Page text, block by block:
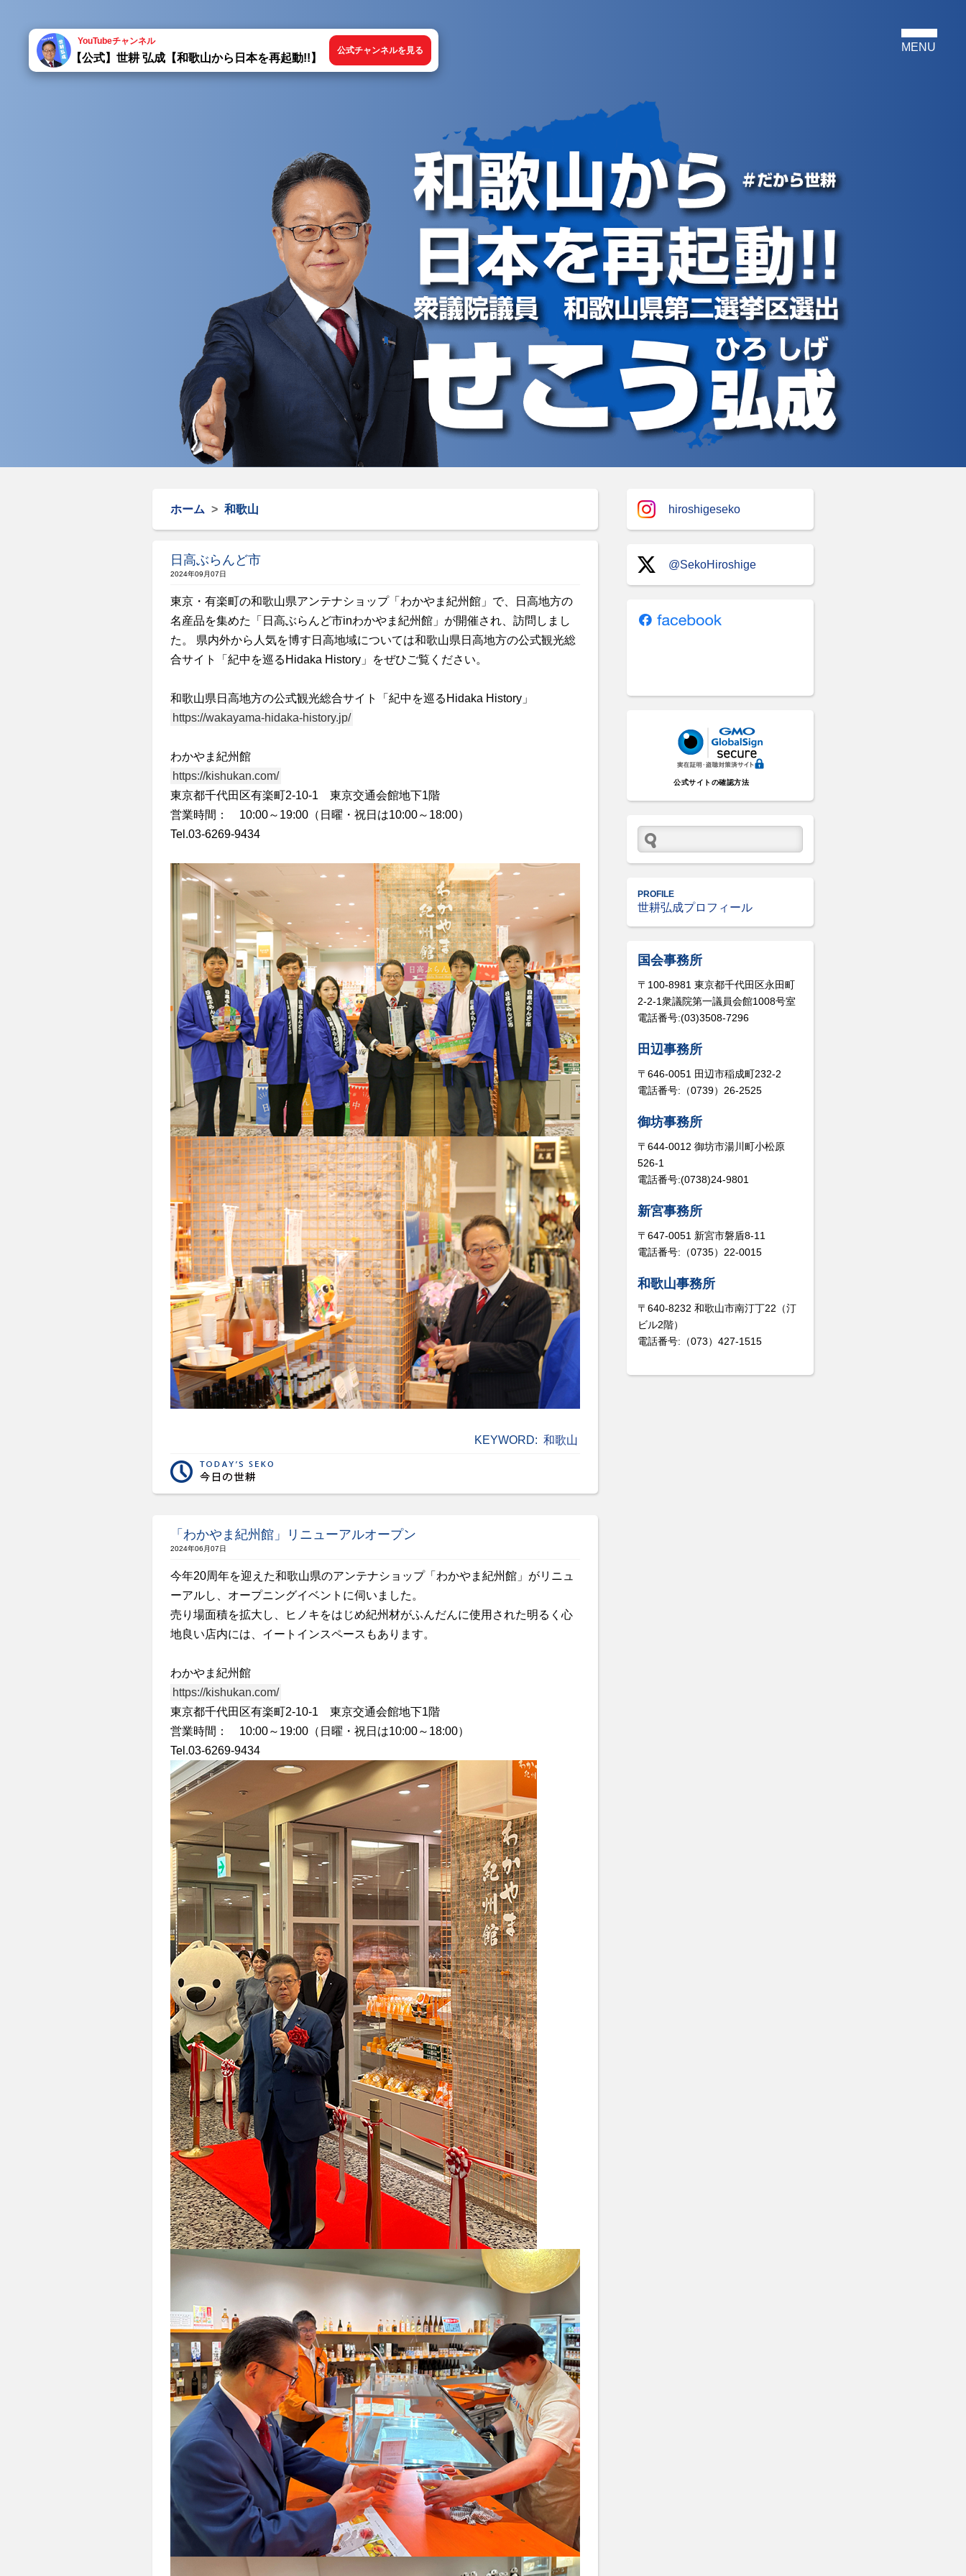
YouTubeチャンネル
【公式】世耕 弘成【和歌山から日本を再起動!!】
公式チャンネルを見る
ホーム > 和歌山
日高ぶらんど市
2024年09月07日
東京・有楽町の和歌山県アンテナショップ「わかやま紀州館」で、日高地方の
名産品を集めた「日高ぶらんど市inわかやま紀州館」が開催され、訪問しまし
た。 県内外から人気を博す日高地域については和歌山県日高地方の公式観光総
合サイト「紀中を巡るHidaka History」をぜひご覧ください。
和歌山県日高地方の公式観光総合サイト「紀中を巡るHidaka History」
https://wakayama-hidaka-history.jp/
わかやま紀州館
https://kishukan.com/
東京都千代田区有楽町2-10-1 東京交通会館地下1階
営業時間： 10:00～19:00（日曜・祝日は10:00～18:00）
Tel.03-6269-9434
KEYWORD: 和歌山
「わかやま紀州館」リニューアルオープン
2024年06月07日
今年20周年を迎えた和歌山県のアンテナショップ「わかやま紀州館」がリニュ
ーアルし、オープニングイベントに伺いました。
売り場面積を拡大し、ヒノキをはじめ紀州材がふんだんに使用された明るく心
地良い店内には、イートインスペースもあります。
わかやま紀州館
https://kishukan.com/
東京都千代田区有楽町2-10-1 東京交通会館地下1階
営業時間： 10:00～19:00（日曜・祝日は10:00～18:00）
Tel.03-6269-9434
hiroshigeseko
@SekoHiroshige
公式サイトの確認方法
PROFILE
世耕弘成プロフィール
国会事務所
〒100-8981 東京都千代田区永田町
2-2-1衆議院第一議員会館1008号室
電話番号:(03)3508-7296
田辺事務所
〒646-0051 田辺市稲成町232-2
電話番号:（0739）26-2525
御坊事務所
〒644-0012 御坊市湯川町小松原
526-1
電話番号:(0738)24-9801
新宮事務所
〒647-0051 新宮市磐盾8-11
電話番号:（0735）22-0015
和歌山事務所
〒640-8232 和歌山市南汀丁22（汀
ビル2階）
電話番号:（073）427-1515